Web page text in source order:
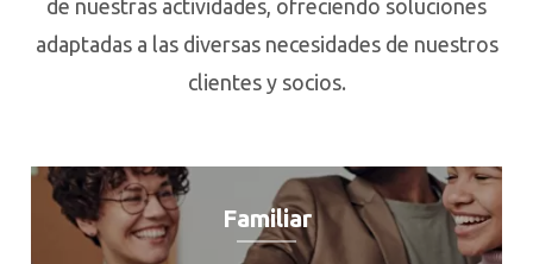
de nuestras actividades, ofreciendo soluciones
adaptadas a las diversas necesidades de nuestros
clientes y socios.
Familiar